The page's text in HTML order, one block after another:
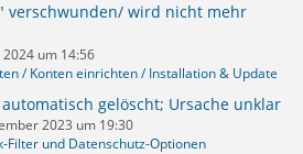
verschwunden/ wird nicht mehr
um 14:56
/ Konten einrichten / Installation & Update
gelöscht; Ursache unklar
2023 um 19:30
Filter und Datenschutz-Optionen